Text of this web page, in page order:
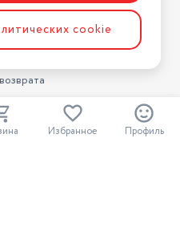
Избранное Профиль
оплаты
Напишите нам
У нас есть всё!
cookie